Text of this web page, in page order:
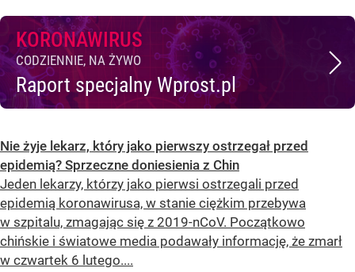
KORONAWIRUS
CODZIENNIE, NA ŻYWO
Raport specjalny Wprost.pl
Nie żyje lekarz, który jako pierwszy ostrzegał przed
epidemią? Sprzeczne doniesienia z Chin
Jeden lekarzy, którzy jako pierwsi ostrzegali przed
epidemią koronawirusa, w stanie ciężkim przebywa
w szpitalu, zmagając się z 2019-nCoV. Początkowo
chińskie i światowe media podawały informację, że zmarł
w czwartek 6 lutego....